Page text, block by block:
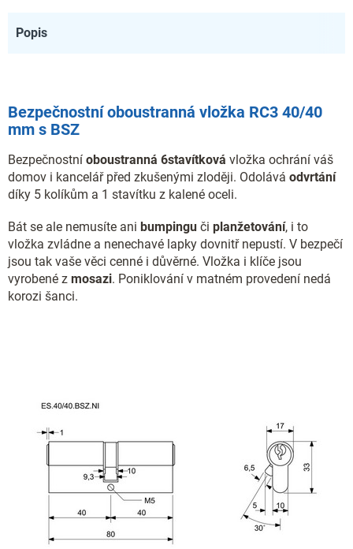
Popis
Bezpečnostní oboustranná vložka RC3 40/40
mm s BSZ
Bezpečnostní oboustranná 6stavítková vložka ochrání váš
domov i kancelář před zkušenými zloději. Odolává odvrtání
díky 5 kolíkům a 1 stavítku z kalené oceli.
Bát se ale nemusíte ani bumpingu či planžetování, i to
vložka zvládne a nenechavé lapky dovnitř nepustí. V bezpečí
jsou tak vaše věci cenné i důvěrné. Vložka i klíče jsou
vyrobené z mosazi. Poniklování v matném provedení nedá
korozi šanci.